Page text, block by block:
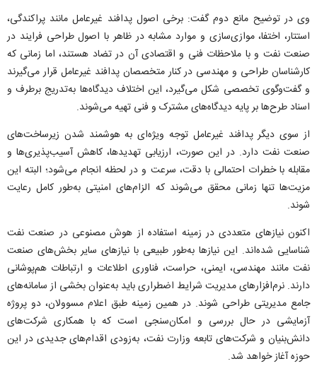
وی در توضیح مانع دوم گفت: برخی اصول پدافند غیرعامل مانند پراکندگی،
استتار، اختفا، موازی‌سازی و موارد مشابه در ظاهر با اصول طراحی فرایند در
صنعت نفت و با ملاحظات فنی و اقتصادی آن در تضاد هستند، اما زمانی که
کارشناسان طراحی و مهندسی در کنار متخصصان پدافند غیرعامل قرار می‌گیرند
و گفت‌وگوی تخصصی شکل می‌گیرد، این اختلاف دیدگاه‌ها به‌تدریج برطرف و
اسناد طرح‌ها بر پایه دیدگاه‌های مشترک و فنی تهیه می‌شوند.
از سوی دیگر پدافند غیرعامل توجه ویژه‌ای به هوشمند شدن زیرساخت‌های
صنعت نفت دارد. در این صورت، ارزیابی تهدیدها، کاهش آسیب‌پذیری‌ها و
مقابله با خطرات احتمالی با دقت، سرعت و در لحظه انجام می‌شود؛ البته این
مزیت‌ها تنها زمانی محقق می‌شوند که الزام‌های امنیتی به‌طور کامل رعایت
شوند.
اکنون نیاز‌های متعددی در زمینه استفاده از هوش مصنوعی در صنعت نفت
شناسایی شده‌اند. این نیاز‌ها به‌طور طبیعی با نیاز‌های سایر بخش‌های صنعت
نفت مانند مهندسی، ایمنی، حراست، فناوری اطلاعات و ارتباطات هم‌پوشانی
دارند. نرم‌افزار‌های مدیریت شرایط اضطراری باید به‌عنوان بخشی از سامانه‌های
جامع مدیریتی طراحی شوند. در همین زمینه طبق اعلام مسوولان، دو پروژه
آزمایشی در حال بررسی و امکان‌سنجی است که با همکاری شرکت‌های
دانش‌بنیان و شرکت‌های تابعه وزارت نفت، به‌زودی اقدام‌های جدیدی در این
حوزه آغاز خواهد شد.